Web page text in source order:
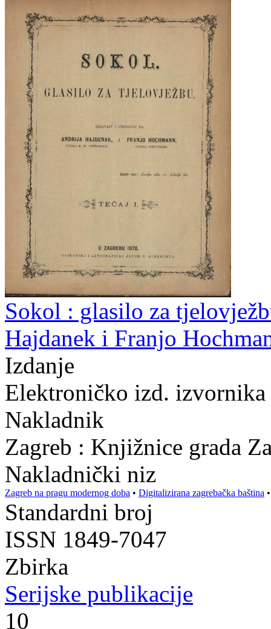
Sokol : glasilo za
Hajdanek i Franjo
Izdanje
Elektroničko izd.
Nakladnik
Zagreb : Knjižnice grada
Nakladnički niz
Zagreb na pragu modernog doba • Digitalizirana zagrebačka baština
Standardni broj
ISSN 1849-7047
Zbirka
Serijske publikacije
10